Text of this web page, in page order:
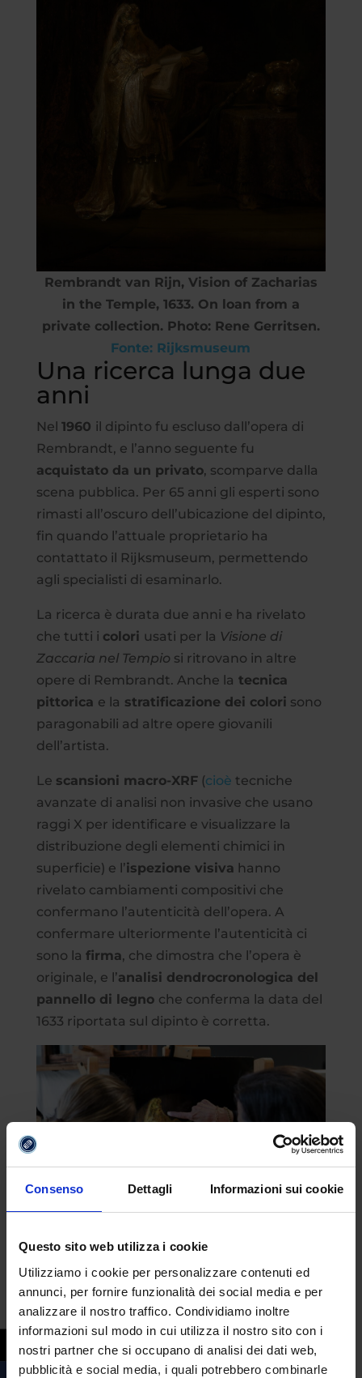
Consenso Dettagli Informazioni sui cookie
Questo sito web utilizza i cookie
Utilizziamo i cookie per personalizzare contenuti ed
annunci, per fornire funzionalità dei social media e per
analizzare il nostro traffico. Condividiamo inoltre
informazioni sul modo in cui utilizza il nostro sito con i
nostri partner che si occupano di analisi dei dati web,
pubblicità e social media, i quali potrebbero combinarle
Rembrandt van Rijn, Vision of Zacharias
in the Temple, 1633. On loan from a
private collection. Photo: Rene Gerritsen.
Fonte: Rijksmuseum
Una ricerca lunga due
anni
Nel 1960 il dipinto fu escluso dall’opera di
Rembrandt, e l’anno seguente fu
acquistato da un privato, scomparve dalla
scena pubblica. Per 65 anni gli esperti sono
rimasti all’oscuro dell’ubicazione del dipinto,
fin quando l’attuale proprietario ha
contattato il Rijksmuseum, permettendo
agli specialisti di esaminarlo.
La ricerca è durata due anni e ha rivelato
che tutti i colori usati per la Visione di
Zaccaria nel Tempio si ritrovano in altre
opere di Rembrandt. Anche la tecnica
pittorica e la stratificazione dei colori sono
paragonabili ad altre opere giovanili
dell’artista.
Le scansioni macro-XRF(cioè tecniche
avanzate di analisi non invasive che usano
raggi X per identificare e visualizzare la
distribuzione degli elementi chimici in
superficie) e l’ispezione visiva hanno
rivelato cambiamenti compositivi che
confermano l’autenticità dell’opera. A
confermare ulteriormente l’autenticità ci
sono la firma, che dimostra che l’opera è
originale, e l’analisi dendrocronologica del
pannello di legno che conferma la data del
1633 riportata sul dipinto è corretta.
Researchers looking at Rembrandt’s Vision
of Zacharias in the Temple. Photo:
Rijksmuseum/Kelly Schenk. Fonte:
Rijksmuseum
“ È meraviglioso che ora sia possibile
conoscere meglio il giovane Rembrandt: